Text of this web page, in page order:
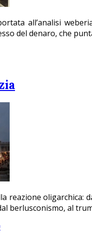
all’analisi
del denaro, che
reazione oligarchica:
berlusconismo, al